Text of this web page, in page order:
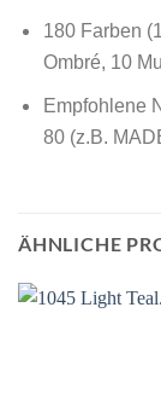
180 Farben
Ombré, 10
Empfohlene
80 (z.B.
ÄHNLICHE